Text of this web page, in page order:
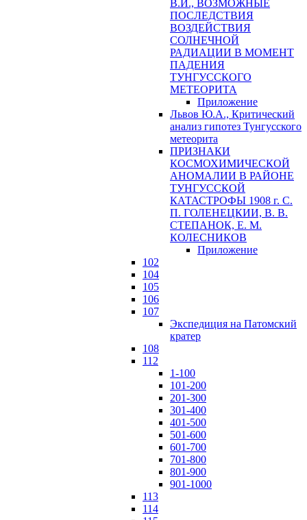
В.И., ВОЗМОЖНЫЕ
ПОСЛЕДСТВИЯ
ВОЗДЕЙСТВИЯ
СОЛНЕЧНОЙ
РАДИАЦИИ В МОМЕНТ
ПАДЕНИЯ
ТУНГУССКОГО
MЕТЕОРИТА
Приложение
Львов Ю.A., Критический
анализ гипотез Тунгусского
метеорита
ПРИЗНАКИ
КОСМОХИМИЧЕСКОЙ
АНОМАЛИИ В РАЙОНЕ
ТУНГУССКОЙ
КАТАСТРОФЫ 1908 г. С.
П. ГОЛЕНЕЦКИИ, В. В.
СТЕПАНОК, Е. М.
КОЛЕСНИКОВ
Приложение
102
104
105
106
107
Экспедиция на Патомский
кратер
108
112
1-100
101-200
201-300
301-400
401-500
501-600
601-700
701-800
801-900
901-1000
113
114